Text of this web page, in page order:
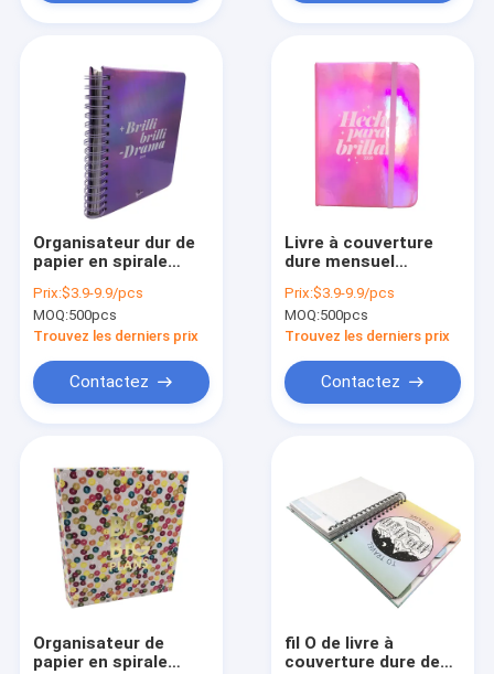
Des produits
Au sujet de nous
Visite d'usine
Organisateur dur de
papier en spirale
hebdomadaire 8,25 X
6.25inches de
couverture
OEM de carnet
Prix:$3.9-9.9/pcs
MOQ:500pcs
Trouvez les derniers prix
Contactez
Livre à couverture
dure mensuel
luxe 220pp de
Notebook
Productivity Journal
planificateur
Prix:$3.9-9.9/pcs
MOQ:500pcs
Trouvez les derniers prix
Contactez
Organisateur de
papier en spirale
fil O de livre à
couverture dure de